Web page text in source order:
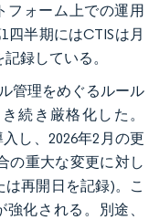
フォーム上での運用
四半期にはCTISは月
録している。
管理をめぐるルール
続き厳格化した。
し、2026年2月の更
の重大な変更に対し
再開日を記録)。こ
化される。別途、